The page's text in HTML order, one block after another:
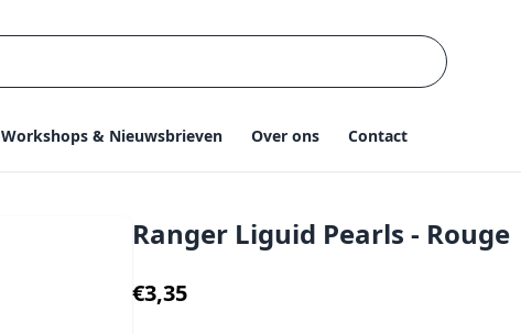
Workshops & Nieuwsbrieven Over ons Contact
Ranger Liguid Pearls - Rouge
€3,35